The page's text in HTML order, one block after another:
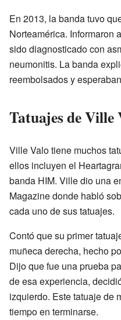
En 2013, la banda tuvo
Norteamérica. Informaron
sido diagnosticado con
neumonitis. La banda
reembolsados y
Tatuajes de Ville
Ville Valo tiene muchos
ellos incluyen el
banda HIM. Ville dio una
Magazine donde habló
cada uno de sus tatuajes.
Contó que su primer
muñeca derecha, hecho
Dijo que fue una prueba
de esa experiencia,
izquierdo. Este tatuaje de
tiempo en terminarse.